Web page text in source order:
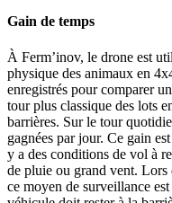
Gain de temps
À Ferm’inov, le drone est
physique des animaux en
enregistrés pour comparer
tour plus classique des lots
barrières. Sur le tour
gagnées par jour. Ce gain
y a des conditions de vol à
de pluie ou grand vent. Lors
ce moyen de surveillance